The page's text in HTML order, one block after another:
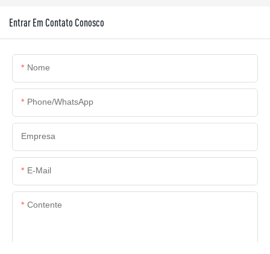
Entrar Em Contato Conosco
Nome
Phone/whatsApp
Empresa
E-Mail
Contente